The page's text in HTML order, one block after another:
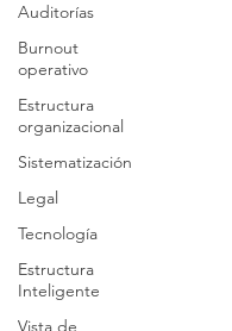
Auditorías
Burnout
operativo
Estructura
organizacional
Sistematización
Legal
Tecnología
Estructura
Inteligente
Vista de
Construcción, S.A